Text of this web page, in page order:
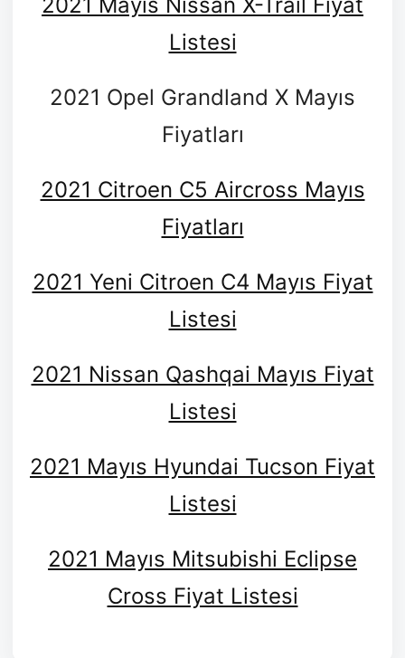
2021 Mayıs Nissan X-Trail Fiyat
Listesi
2021 Opel Grandland X Mayıs
Fiyatları
2021 Citroen C5 Aircross Mayıs
Fiyatları
2021 Yeni Citroen C4 Mayıs Fiyat
Listesi
2021 Nissan Qashqai Mayıs Fiyat
Listesi
2021 Mayıs Hyundai Tucson Fiyat
Listesi
2021 Mayıs Mitsubishi Eclipse
Cross Fiyat Listesi